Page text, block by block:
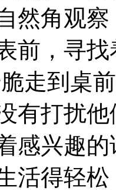
然角观
前，寻
走到桌
有打扰
感兴趣
活得轻